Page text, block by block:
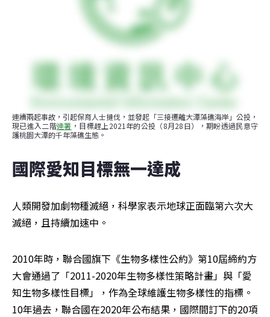
連續兩起事故，引起保育人士撻伐，並發起「三接遷離大潭藻礁海岸」公投，
現已進入二階連署 ，目標趕上2021年的公投（8月28日），期盼透過民意守
護桃園大潭的千年藻礁生態。
國際愛知目標無一達成
人類開發加劇物種滅絕，科學家表示地球正面臨第六次大
滅絕，且持續加速中。
2010年時，聯合國旗下《生物多樣性公約》第10屆締約方
大會通過了「2011-2020年生物多樣性策略計畫」與「愛
知生物多樣性目標」，作為全球維護生物多樣性的指標。
10年過去，聯合國在2020年公布結果，國際間訂下的20項